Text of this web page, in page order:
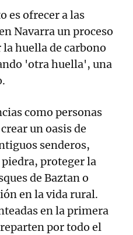
es ofrecer a las
Navarra un proceso
huella de carbono
'otra huella', una
como personas
un oasis de
senderos,
proteger la
de Baztan o
en la vida rural.
en la primera
por todo el